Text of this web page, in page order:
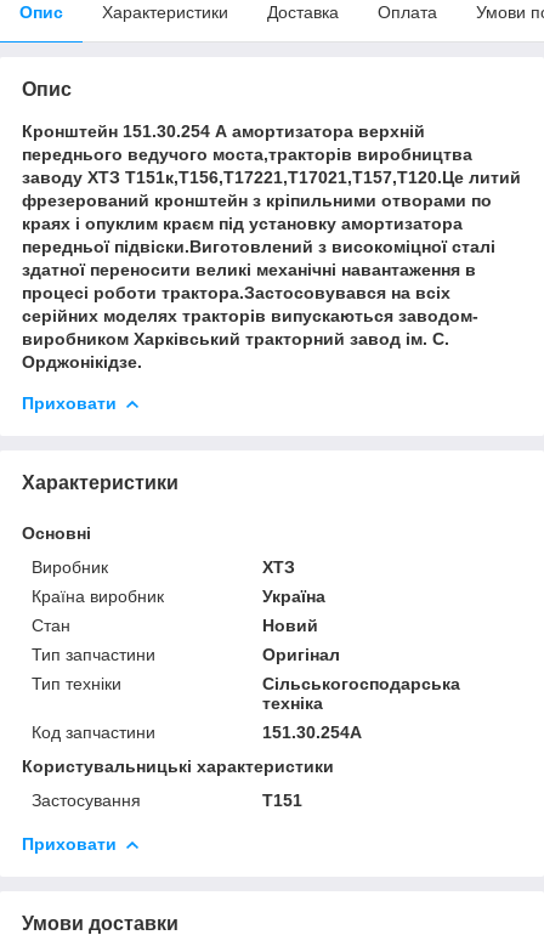
Опис Характеристики Доставка Оплата Умови
Опис
Кронштейн 151.30.254 А амортизатора верхній
переднього ведучого моста,тракторів виробництва
заводу ХТЗ Т151к,Т156,Т17221,Т17021,Т157,Т120.Це литий
фрезерований кронштейн з кріпильними отворами по
краях і опуклим краєм під установку амортизатора
передньої підвіски.Виготовлений з високоміцної сталі
здатної переносити великі механічні навантаження в
процесі роботи трактора.Застосовувався на всіх
серійних моделях тракторів випускаються заводом-
виробником Харківський тракторний завод ім. С.
Орджонікідзе.
Приховати
Характеристики
Основні
Виробник
ХТЗ
Країна виробник
Україна
Стан
Новий
Тип запчастини
Оригінал
Тип техніки
Сільськогосподарська
техніка
Код запчастини
151.30.254А
Користувальницькі характеристики
Застосування
Т151
Приховати
Умови доставки